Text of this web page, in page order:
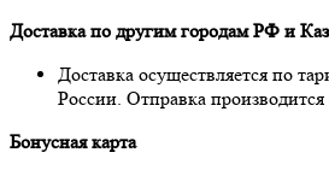
Доставка по другим городам РФ и
Доставка осуществляется по
России. Отправка производится
Бонусная карта